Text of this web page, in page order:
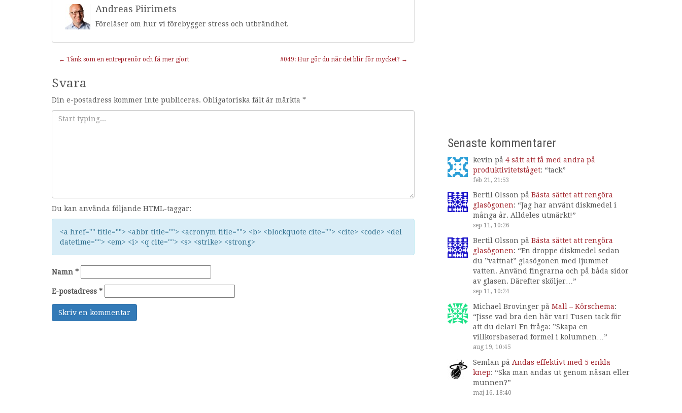
Andreas Piirimets
Föreläser om hur vi förebygger stress och utbrändhet.
Inläggnavigering
← Tänk som en entreprenör och få mer gjort #049: Hur gör du när det blir för mycket? →
Svara
Din e-postadress kommer inte publiceras. Obligatoriska fält är märkta *
Du kan använda följande HTML-taggar:
<a href="" title=""> <abbr title=""> <acronym title=""> <b> <blockquote cite=""> <cite> <code> <del
datetime=""> <em> <i> <q cite=""> <s> <strike> <strong>
Namn *
E-postadress *
Senaste kommentarer
kevin på 4 sätt att få med andra på
produktivitetståget: “tack”
feb 21, 21:53
Bertil Olsson på Bästa sättet att rengöra
glasögonen: “Jag har använt diskmedel i
många år. Alldeles utmärkt!”
sep 11, 10:26
Bertil Olsson på Bästa sättet att rengöra
glasögonen: “En droppe diskmedel sedan
du ”vattnat” glasögonen med ljummet
vatten. Använd fingrarna och på båda sidor
av glasen. Därefter sköljer…”
sep 11, 10:24
Michael Brovinger på Mall – Körschema:
“Jisse vad bra den här var! Tusen tack för
att du delar! En fråga: ”Skapa en
villkorsbaserad formel i kolumnen… ”
aug 19, 10:45
Semlan på Andas effektivt med 5 enkla
knep: “Ska man andas ut genom näsan eller
munnen?”
maj 16, 18:40